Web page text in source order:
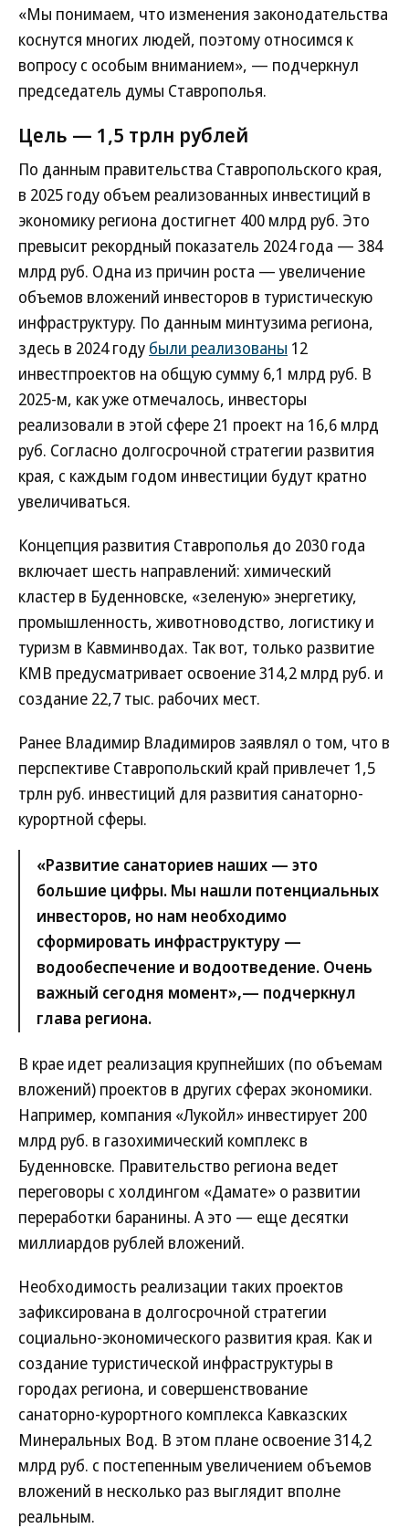
«Мы понимаем, что изменения законодательства
коснутся многих людей, поэтому относимся к
вопросу с особым вниманием», — подчеркнул
председатель думы Ставрополья.
Цель — 1,5 трлн рублей
По данным правительства Ставропольского края,
в 2025 году объем реализованных инвестиций в
экономику региона достигнет 400 млрд руб. Это
превысит рекордный показатель 2024 года — 384
млрд руб. Одна из причин роста — увеличение
объемов вложений инвесторов в туристическую
инфраструктуру. По данным минтузима региона,
здесь в 2024 году были реализованы 12
инвестпроектов на общую сумму 6,1 млрд руб. В
2025-м, как уже отмечалось, инвесторы
реализовали в этой сфере 21 проект на 16,6 млрд
руб. Согласно долгосрочной стратегии развития
края, с каждым годом инвестиции будут кратно
увеличиваться.
Концепция развития Ставрополья до 2030 года
включает шесть направлений: химический
кластер в Буденновске, «зеленую» энергетику,
промышленность, животноводство, логистику и
туризм в Кавминводах. Так вот, только развитие
КМВ предусматривает освоение 314,2 млрд руб. и
создание 22,7 тыс. рабочих мест.
Ранее Владимир Владимиров заявлял о том, что в
перспективе Ставропольский край привлечет 1,5
трлн руб. инвестиций для развития санаторно-
курортной сферы.
«Развитие санаториев наших — это
большие цифры. Мы нашли потенциальных
инвесторов, но нам необходимо
сформировать инфраструктуру —
водообеспечение и водоотведение. Очень
важный сегодня момент»,— подчеркнул
глава региона.
В крае идет реализация крупнейших (по объемам
вложений) проектов в других сферах экономики.
Например, компания «Лукойл» инвестирует 200
млрд руб. в газохимический комплекс в
Буденновске. Правительство региона ведет
переговоры с холдингом «Дамате» о развитии
переработки баранины. А это — еще десятки
миллиардов рублей вложений.
Необходимость реализации таких проектов
зафиксирована в долгосрочной стратегии
социально-экономического развития края. Как и
создание туристической инфраструктуры в
городах региона, и совершенствование
санаторно-курортного комплекса Кавказских
Минеральных Вод. В этом плане освоение 314,2
млрд руб. с постепенным увеличением объемов
вложений в несколько раз выглядит вполне
реальным.